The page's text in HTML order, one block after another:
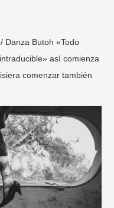
Danza Butoh «Todo
así comienza
comenzar también